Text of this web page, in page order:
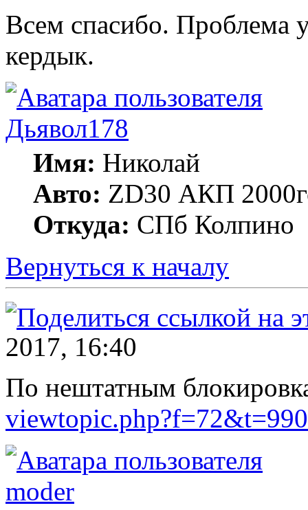
Всем спасибо. Проблема
кердык.
Дьявол178
Имя: Николай
Авто: ZD30 АКП
Откуда: СПб Колпино
Вернуться к началу
2017, 16:40
По нештатным
viewtopic.php?f=72&t=990
moder